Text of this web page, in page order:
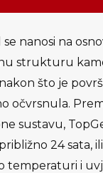
se nanosi na
strukturu
što je
očvrsnula.
sustavu,
24 sata,
temperaturi i